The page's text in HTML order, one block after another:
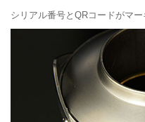
シリアル番号とQRコードがマー